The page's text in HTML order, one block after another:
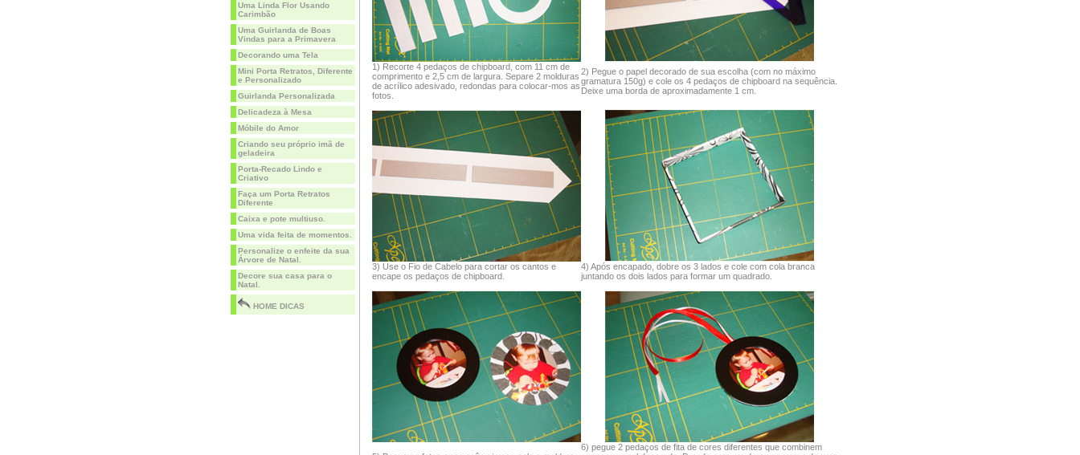
Uma Linda Flor Usando
Carimbão
Uma Guirlanda de Boas
Vindas para a Primavera
Decorando uma Tela
Mini Porta Retratos, Diferente
e Personalizado
Guirlanda Personalizada
Delicadeza à Mesa
Móbile do Amor
Criando seu próprio imã de
geladeira
Porta-Recado Lindo e
Criativo
Faça um Porta Retratos
Diferente
Caixa e pote multiuso.
Uma vida feita de momentos.
Personalize o enfeite da sua
Árvore de Natal.
Decore sua casa para o
Natal.
HOME DICAS
1) Recorte 4 pedaços de chipboard, com 11 cm de
comprimento e 2,5 cm de largura. Separe 2 molduras
de acrílico adesivado, redondas para colocar-mos as
fotos.
2) Pegue o papel decorado de sua escolha (com no máximo
gramatura 150g) e cole os 4 pedaços de chipboard na sequência.
Deixe uma borda de aproximadamente 1 cm.
3) Use o Fio de Cabelo para cortar os cantos e
encape os pedaços de chipboard.
4) Após encapado, dobre os 3 lados e cole com cola branca
juntando os dois lados para formar um quadrado.
6) pegue 2 pedaços de fita de cores diferentes que combinem